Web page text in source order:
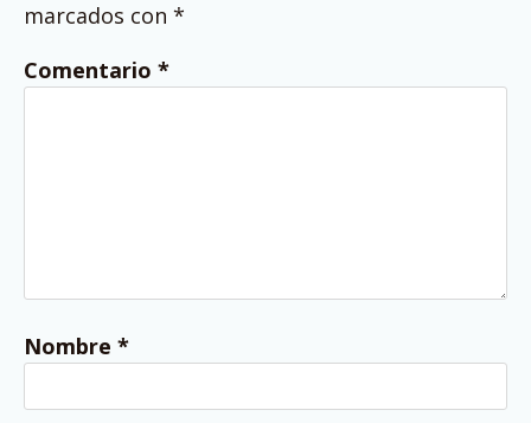
marcados con *
Comentario *
Nombre *